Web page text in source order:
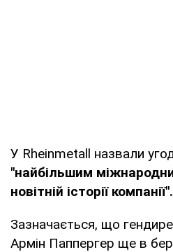
У Rheinmetall назвали
"найбільшим
новітній історії компанії".
Зазначається, що
Армін Паппергер ще в